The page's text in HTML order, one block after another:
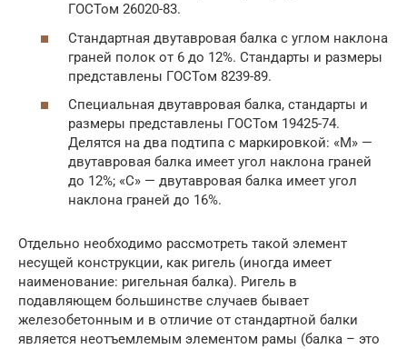
ГОСТом 26020-83.
Стандартная двутавровая балка с углом наклона
граней полок от 6 до 12%. Стандарты и размеры
представлены ГОСТом 8239-89.
Специальная двутавровая балка, стандарты и
размеры представлены ГОСТом 19425-74.
Делятся на два подтипа с маркировкой: «M» —
двутавровая балка имеет угол наклона граней
до 12%; «C» — двутавровая балка имеет угол
наклона граней до 16%.
Отдельно необходимо рассмотреть такой элемент
несущей конструкции, как ригель (иногда имеет
наименование: ригельная балка). Ригель в
подавляющем большинстве случаев бывает
железобетонным и в отличие от стандартной балки
является неотъемлемым элементом рамы (балка – это